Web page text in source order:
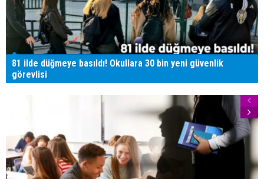
81 ilde düğmeye basıldı! Okullara 30 bin yeni güvenlik
görevlisi